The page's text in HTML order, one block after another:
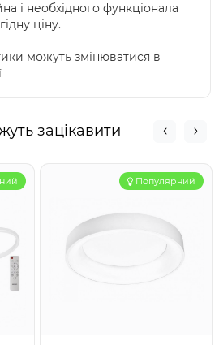
і необхідного функціонала
ціну.
можуть змінюватися в
зацікавити
Популярний